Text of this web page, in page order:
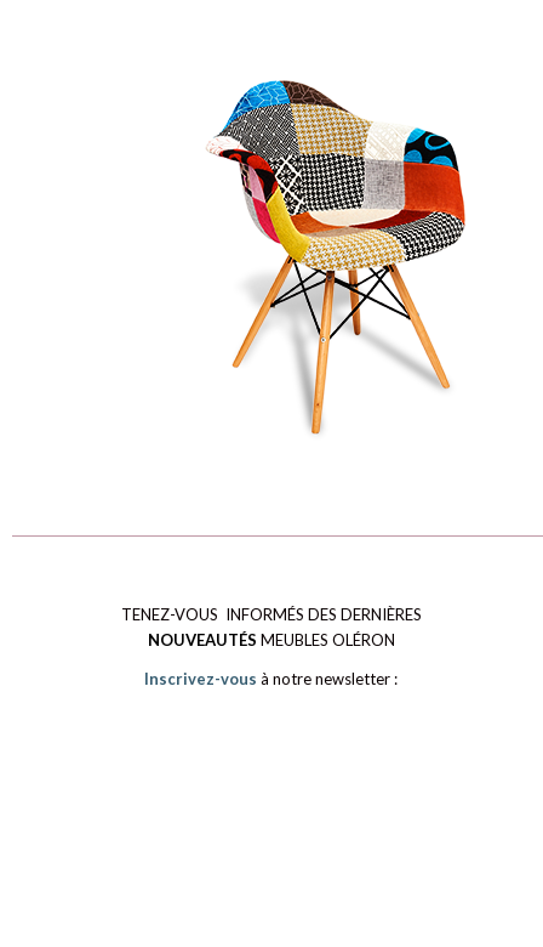
TENEZ-VOUS INFORMÉS DES DERNIÈRES
NOUVEAUTÉS MEUBLES OLÉRON
Inscrivez-vous à notre newsletter :